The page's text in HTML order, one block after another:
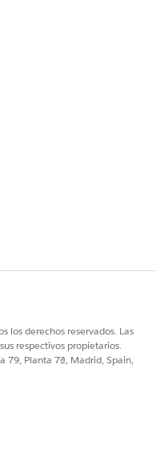
cadena de filtro:
sobre la integración de
Analytics para
mejorar!
los derechos reservados. Las
respectivos propietarios.
79, Planta 7ª, Madrid, Spain,